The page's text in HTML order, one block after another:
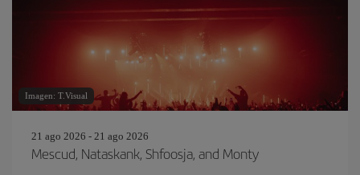
Imagen: T.Visual
21 ago 2026 - 21 ago 2026
Mescud, Nataskank, Shfoosja, and Monty